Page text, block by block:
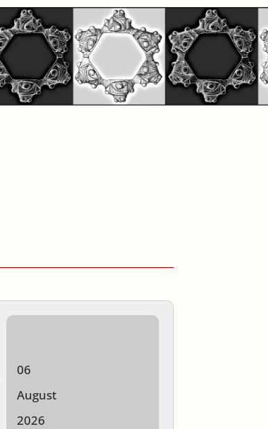
06
August
2026